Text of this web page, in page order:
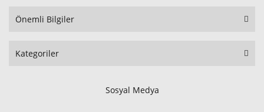
Önemli Bilgiler
Kategoriler
Sosyal Medya